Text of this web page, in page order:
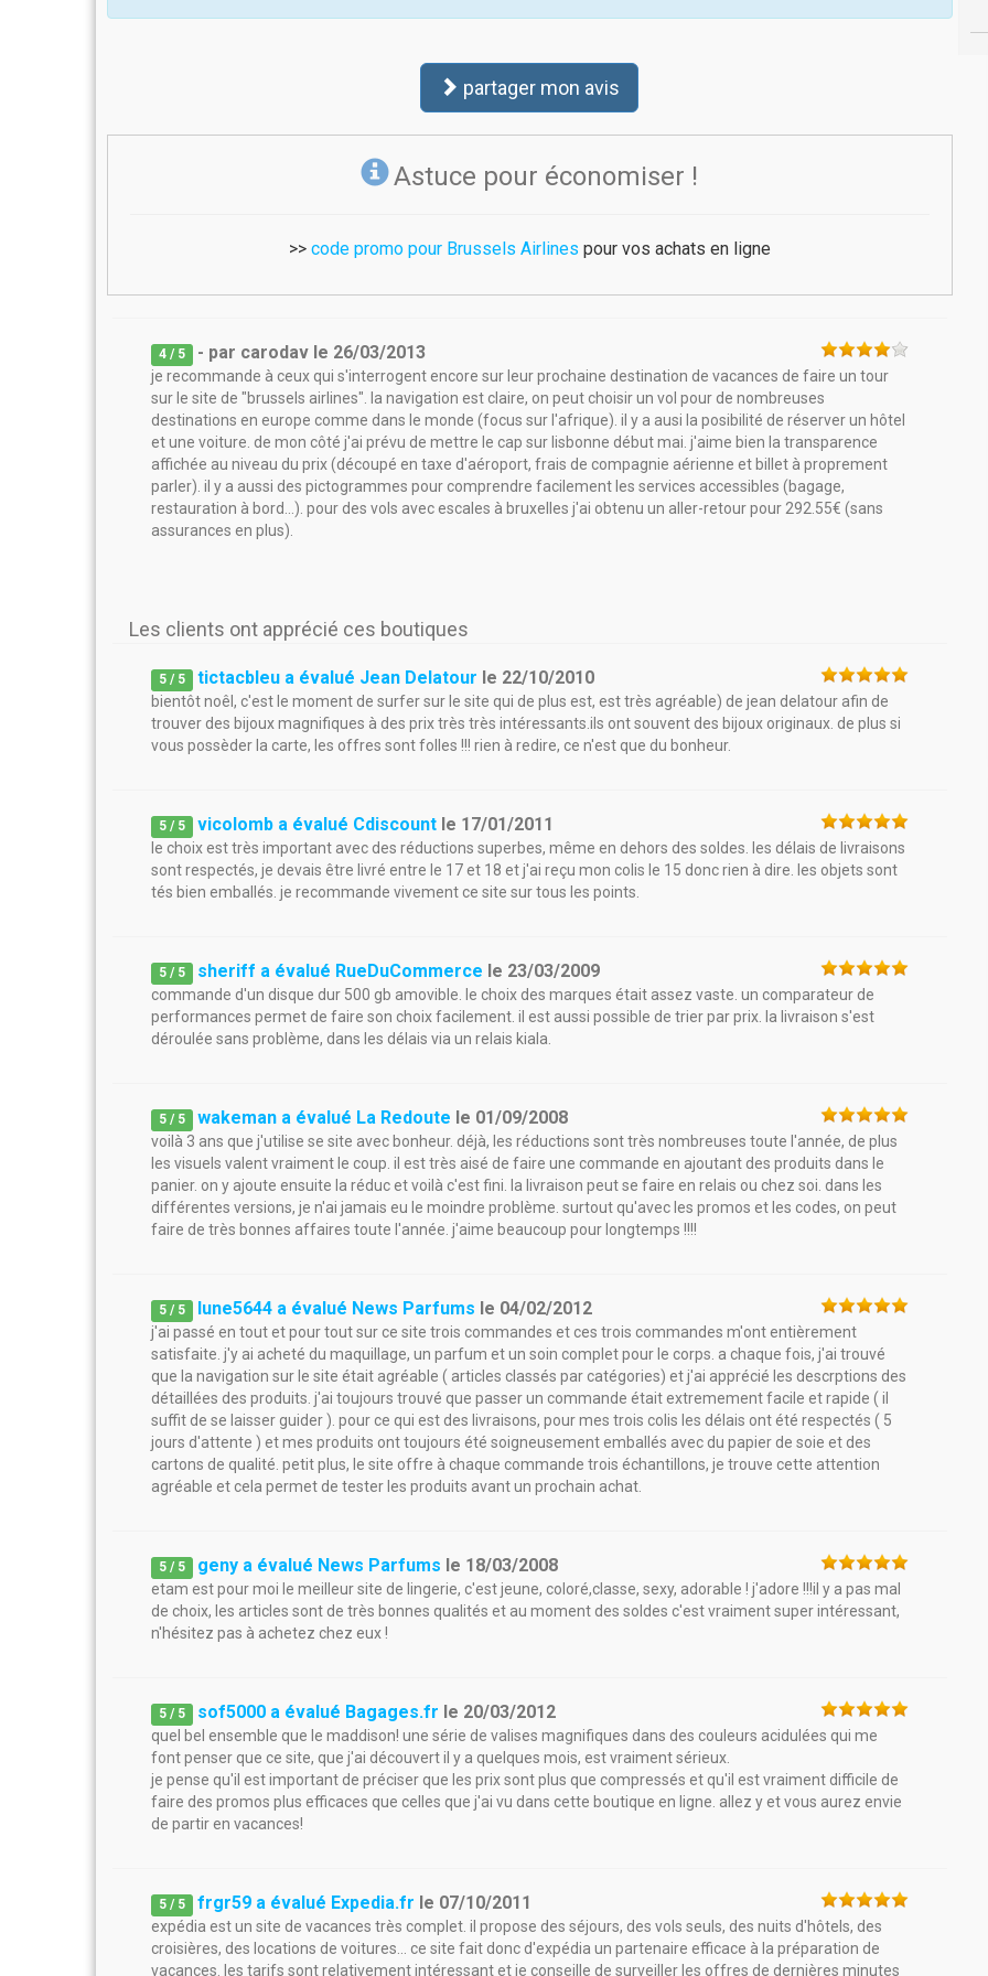
partager mon avis
Astuce pour économiser !
>> code promo pour Brussels Airlines pour vos achats en ligne
4 / 5 - par carodav le 26/03/2013
je recommande à ceux qui s'interrogent encore sur leur prochaine destination de vacances de faire un tour
sur le site de "brussels airlines". la navigation est claire, on peut choisir un vol pour de nombreuses
destinations en europe comme dans le monde (focus sur l'afrique). il y a ausi la posibilité de réserver un hôtel
et une voiture. de mon côté j'ai prévu de mettre le cap sur lisbonne début mai. j'aime bien la transparence
affichée au niveau du prix (découpé en taxe d'aéroport, frais de compagnie aérienne et billet à proprement
parler). il y a aussi des pictogrammes pour comprendre facilement les services accessibles (bagage,
restauration à bord...). pour des vols avec escales à bruxelles j'ai obtenu un aller-retour pour 292.55€ (sans
assurances en plus).
Les clients ont apprécié ces boutiques
5 / 5 tictacbleu a évalué Jean Delatour le 22/10/2010
bientôt noêl, c'est le moment de surfer sur le site qui de plus est, est très agréable) de jean delatour afin de
trouver des bijoux magnifiques à des prix très très intéressants.ils ont souvent des bijoux originaux. de plus si
vous possèder la carte, les offres sont folles !!! rien à redire, ce n'est que du bonheur.
5 / 5 vicolomb a évalué Cdiscount le 17/01/2011
le choix est très important avec des réductions superbes, même en dehors des soldes. les délais de livraisons
sont respectés, je devais être livré entre le 17 et 18 et j'ai reçu mon colis le 15 donc rien à dire. les objets sont
tés bien emballés. je recommande vivement ce site sur tous les points.
5 / 5 sheriff a évalué RueDuCommerce le 23/03/2009
commande d'un disque dur 500 gb amovible. le choix des marques était assez vaste. un comparateur de
performances permet de faire son choix facilement. il est aussi possible de trier par prix. la livraison s'est
déroulée sans problème, dans les délais via un relais kiala.
5 / 5 wakeman a évalué La Redoute le 01/09/2008
voilà 3 ans que j'utilise se site avec bonheur. déjà, les réductions sont très nombreuses toute l'année, de plus
les visuels valent vraiment le coup. il est très aisé de faire une commande en ajoutant des produits dans le
panier. on y ajoute ensuite la réduc et voilà c'est fini. la livraison peut se faire en relais ou chez soi. dans les
différentes versions, je n'ai jamais eu le moindre problème. surtout qu'avec les promos et les codes, on peut
faire de très bonnes affaires toute l'année. j'aime beaucoup pour longtemps !!!!
5 / 5 lune5644 a évalué News Parfums le 04/02/2012
j'ai passé en tout et pour tout sur ce site trois commandes et ces trois commandes m'ont entièrement
satisfaite. j'y ai acheté du maquillage, un parfum et un soin complet pour le corps. a chaque fois, j'ai trouvé
que la navigation sur le site était agréable ( articles classés par catégories) et j'ai apprécié les descrptions des
détaillées des produits. j'ai toujours trouvé que passer un commande était extremement facile et rapide ( il
suffit de se laisser guider ). pour ce qui est des livraisons, pour mes trois colis les délais ont été respectés ( 5
jours d'attente ) et mes produits ont toujours été soigneusement emballés avec du papier de soie et des
cartons de qualité. petit plus, le site offre à chaque commande trois échantillons, je trouve cette attention
agréable et cela permet de tester les produits avant un prochain achat.
5 / 5 geny a évalué News Parfums le 18/03/2008
etam est pour moi le meilleur site de lingerie, c'est jeune, coloré,classe, sexy, adorable ! j'adore !!!il y a pas mal
de choix, les articles sont de très bonnes qualités et au moment des soldes c'est vraiment super intéressant,
n'hésitez pas à achetez chez eux !
5 / 5 sof5000 a évalué Bagages.fr le 20/03/2012
quel bel ensemble que le maddison! une série de valises magnifiques dans des couleurs acidulées qui me
font penser que ce site, que j'ai découvert il y a quelques mois, est vraiment sérieux.
je pense qu'il est important de préciser que les prix sont plus que compressés et qu'il est vraiment difficile de
faire des promos plus efficaces que celles que j'ai vu dans cette boutique en ligne. allez y et vous aurez envie
de partir en vacances!
5 / 5 frgr59 a évalué Expedia.fr le 07/10/2011
expédia est un site de vacances très complet. il propose des séjours, des vols seuls, des nuits d'hôtels, des
croisières, des locations de voitures... ce site fait donc d'expédia un partenaire efficace à la préparation de
vacances. les tarifs sont relativement intéressant et je conseille de surveiller les offres de dernières minutes